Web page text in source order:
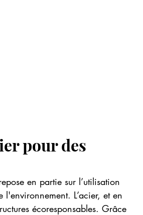
pour des
en partie sur l’utilisation
L’acier, et en
écoresponsables. Grâce